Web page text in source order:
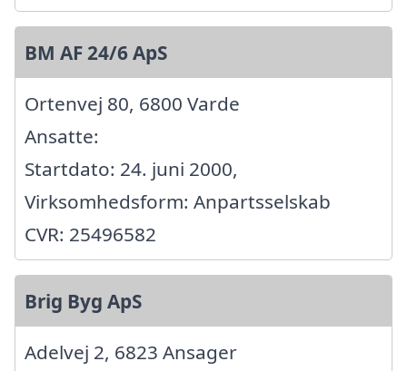
BM AF 24/6 ApS
Ortenvej 80, 6800 Varde
Ansatte:
Startdato: 24. juni 2000,
Virksomhedsform: Anpartsselskab
CVR: 25496582
Brig Byg ApS
Adelvej 2, 6823 Ansager